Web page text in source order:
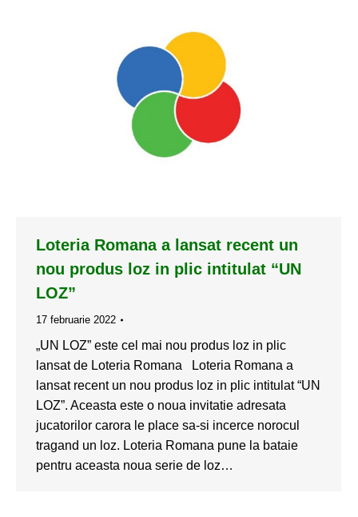
Loteria Romana a lansat recent un
nou produs loz in plic intitulat “UN
LOZ”
17 februarie 2022
„UN LOZ” este cel mai nou produs loz in plic
lansat de Loteria Romana Loteria Romana a
lansat recent un nou produs loz in plic intitulat “UN
LOZ”. Aceasta este o noua invitatie adresata
jucatorilor carora le place sa-si incerce norocul
tragand un loz. Loteria Romana pune la bataie
pentru aceasta noua serie de loz…